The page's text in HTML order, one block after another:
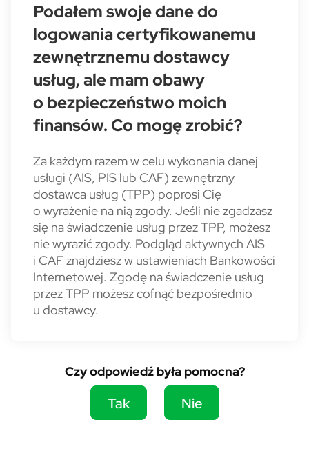
Podałem swoje dane do
logowania certyfikowanemu
zewnętrznemu dostawcy
usług, ale mam obawy
o bezpieczeństwo moich
finansów. Co mogę zrobić?
Za każdym razem w celu wykonania danej
usługi (AIS, PIS lub CAF) zewnętrzny
dostawca usług (TPP) poprosi Cię
o wyrażenie na nią zgody. Jeśli nie zgadzasz
się na świadczenie usług przez TPP, możesz
nie wyrazić zgody. Podgląd aktywnych AIS
i CAF znajdziesz w ustawieniach Bankowości
Internetowej. Zgodę na świadczenie usług
przez TPP możesz cofnąć bezpośrednio
u dostawcy.
Czy odpowiedź była pomocna?
Tak Nie